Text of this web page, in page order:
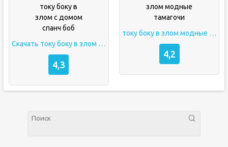
Скачать току боку в злом с домом спанч боб
4,3
току боку в злом модные тамагочи
4,2